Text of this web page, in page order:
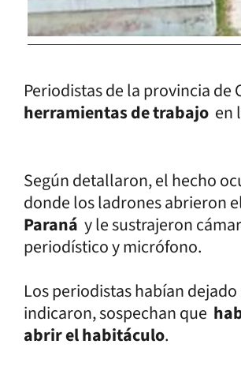
Periodistas de la provincia de
herramientas de trabajo en
Según detallaron, el hecho
donde los ladrones abrieron
Paraná y le sustrajeron
periodístico y micrófono.
Los periodistas habían
indicaron, sospechan que
abrir el habitáculo.